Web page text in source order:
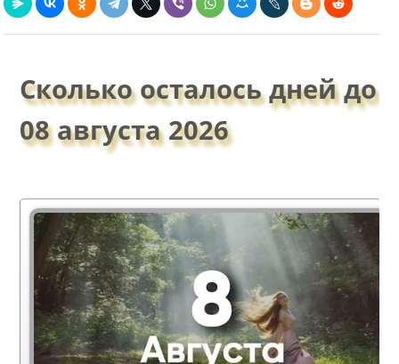
Сколько осталось дней до
08 августа 2026